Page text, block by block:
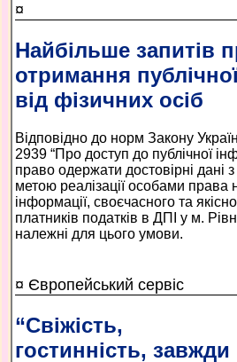
¤
Найбільше запитів
отримання
від фізичних осіб
Відповідно до норм Закону
2939 “Про доступ до публічної
право одержати достовірні дані
метою реалізації особами права
інформації, своєчасного та
платників податків в ДПІ у м.
належні для цього умови.
¤ Європейський сервіс
“Свіжість,
гостинність, завжди